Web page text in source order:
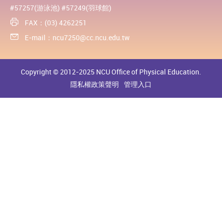
#57257(游泳池) #57249(羽球館)
FAX：(03) 4262251
E-mail： ncu7250@cc.ncu.edu.tw
Copyright © 2012-2025 NCU Office of Physical Education.
隱私權政策聲明 管理入口